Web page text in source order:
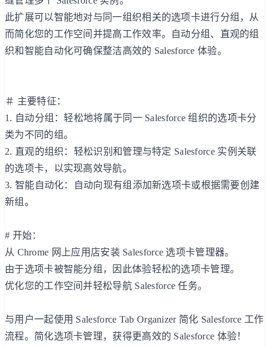
此扩展可以智能地对与同一组织相关的选项卡进行分组，从
而简化您的工作空间并提高工作效率。自动分组、直观的组
织和智能自动化可确保整洁高效的 Salesforce 体验。
＃ 主要特征：
1. 自动分组：轻松地将属于同一 Salesforce 组织的选项卡分
类为不同的组。
2. 直观的组织：轻松识别和管理与特定 Salesforce 实例关联
的选项卡，以实现高效导航。
3. 智能自动化：自动向现有组添加新选项卡或根据需要创建
新组。
# 开始：
从 Chrome 网上应用店安装 Salesforce 选项卡管理器。
由于选项卡被智能分组，因此体验轻松的选项卡管理。
优化您的工作空间并轻松导航 Salesforce 任务。
与用户一起使用 Salesforce Tab Organizer 简化 Salesforce 工作
流程。简化选项卡管理，获得更高效的 Salesforce 体验！